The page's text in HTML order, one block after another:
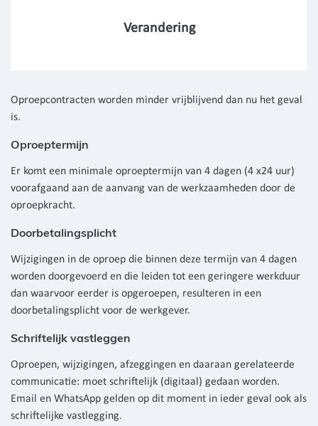
Verandering
Oproepcontracten worden minder vrijblijvend dan nu het geval
is.
Oproeptermijn
Er komt een minimale oproeptermijn van 4 dagen (4 x24 uur)
voorafgaand aan de aanvang van de werkzaamheden door de
oproepkracht.
Doorbetalingsplicht
Wijzigingen in de oproep die binnen deze termijn van 4 dagen
worden doorgevoerd en die leiden tot een geringere werkduur
dan waarvoor eerder is opgeroepen, resulteren in een
doorbetalingsplicht voor de werkgever.
Schriftelijk vastleggen
Oproepen, wijzigingen, afzeggingen en daaraan gerelateerde
communicatie: moet schriftelijk (digitaal) gedaan worden.
Email en WhatsApp gelden op dit moment in ieder geval ook als
schriftelijke vastlegging.